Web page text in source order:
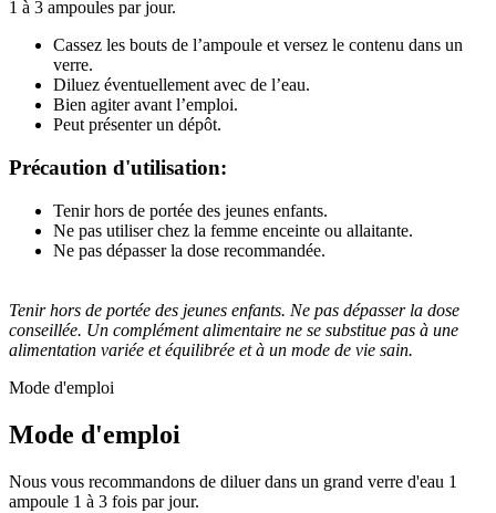
1 à 3 ampoules par jour.
Cassez les bouts de l’ampoule et versez le contenu dans un
verre.
Diluez éventuellement avec de l’eau.
Bien agiter avant l’emploi.
Peut présenter un dépôt.
Précaution d'utilisation:
Tenir hors de portée des jeunes enfants.
Ne pas utiliser chez la femme enceinte ou allaitante.
Ne pas dépasser la dose recommandée.
Tenir hors de portée des jeunes enfants. Ne pas dépasser la dose
conseillée. Un complément alimentaire ne se substitue pas à une
alimentation variée et équilibrée et à un mode de vie sain.
Mode d'emploi
Mode d'emploi
Nous vous recommandons de diluer dans un grand verre d'eau 1
ampoule 1 à 3 fois par jour.